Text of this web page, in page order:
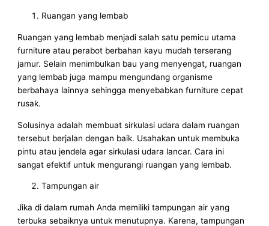
Ruangan yang lembab
Ruangan yang lembab menjadi salah satu pemicu utama
furniture atau perabot berbahan kayu mudah terserang
jamur. Selain menimbulkan bau yang menyengat, ruangan
yang lembab juga mampu mengundang organisme
berbahaya lainnya sehingga menyebabkan furniture cepat
rusak.
Solusinya adalah membuat sirkulasi udara dalam ruangan
tersebut berjalan dengan baik. Usahakan untuk membuka
pintu atau jendela agar sirkulasi udara lancar. Cara ini
sangat efektif untuk mengurangi ruangan yang lembab.
Tampungan air
Jika di dalam rumah Anda memiliki tampungan air yang
terbuka sebaiknya untuk menutupnya. Karena, tampungan